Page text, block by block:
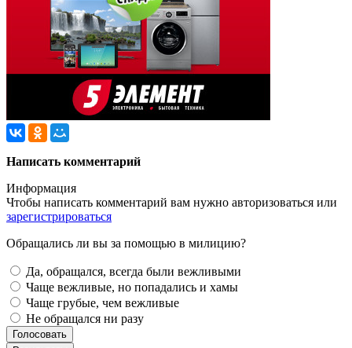
Написать комментарий
Информация
Чтобы написать комментарий вам нужно авторизоваться или
зарегистрироваться
Обращались ли вы за помощью в милицию?
Да, обращался, всегда были вежливыми
Чаще вежливые, но попадались и хамы
Чаще грубые, чем вежливые
Не обращался ни разу